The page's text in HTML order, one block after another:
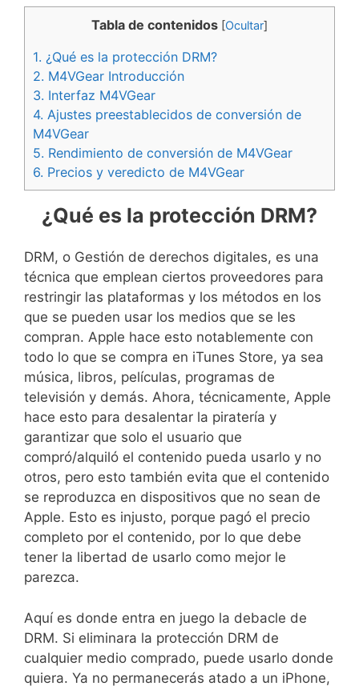
Tabla de contenidos [Ocultar]
1. ¿Qué es la protección DRM?
2. M4VGear Introducción
3. Interfaz M4VGear
4. Ajustes preestablecidos de conversión de
M4VGear
5. Rendimiento de conversión de M4VGear
6. Precios y veredicto de M4VGear
¿Qué es la protección DRM?
DRM, o Gestión de derechos digitales, es una
técnica que emplean ciertos proveedores para
restringir las plataformas y los métodos en los
que se pueden usar los medios que se les
compran. Apple hace esto notablemente con
todo lo que se compra en iTunes Store, ya sea
música, libros, películas, programas de
televisión y demás. Ahora, técnicamente, Apple
hace esto para desalentar la piratería y
garantizar que solo el usuario que
compró/alquiló el contenido pueda usarlo y no
otros, pero esto también evita que el contenido
se reproduzca en dispositivos que no sean de
Apple. Esto es injusto, porque pagó el precio
completo por el contenido, por lo que debe
tener la libertad de usarlo como mejor le
parezca.
Aquí es donde entra en juego la debacle de
DRM. Si eliminara la protección DRM de
cualquier medio comprado, puede usarlo donde
quiera. Ya no permanecerás atado a un iPhone,